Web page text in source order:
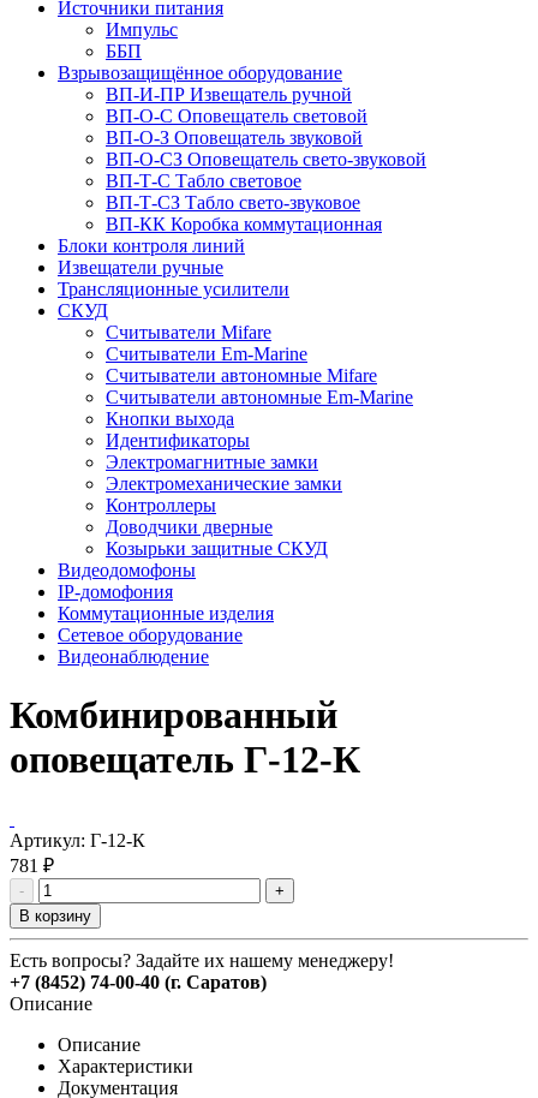
Источники питания
Импульс
ББП
Взрывозащищённое оборудование
ВП-И-ПР Извещатель ручной
ВП-О-С Оповещатель световой
ВП-О-З Оповещатель звуковой
ВП-О-СЗ Оповещатель свето-звуковой
ВП-Т-С Табло световое
ВП-Т-СЗ Табло свето-звуковое
ВП-КК Коробка коммутационная
Блоки контроля линий
Извещатели ручные
Трансляционные усилители
СКУД
Считыватели Mifare
Считыватели Еm-Marine
Считыватели автономные Mifare
Считыватели автономные Em-Marine
Кнопки выхода
Идентификаторы
Электромагнитные замки
Электромеханические замки
Контроллеры
Доводчики дверные
Козырьки защитные СКУД
Видеодомофоны
IP-домофония
Коммутационные изделия
Сетевое оборудование
Видеонаблюдение
Комбинированный
оповещатель Г-12-К
Артикул: Г-12-К
781 ₽
-
+
В корзину
Есть вопросы? Задайте их нашему менеджеру!
+7 (8452) 74-00-40 (г. Саратов)
Описание
Описание
Характеристики
Документация